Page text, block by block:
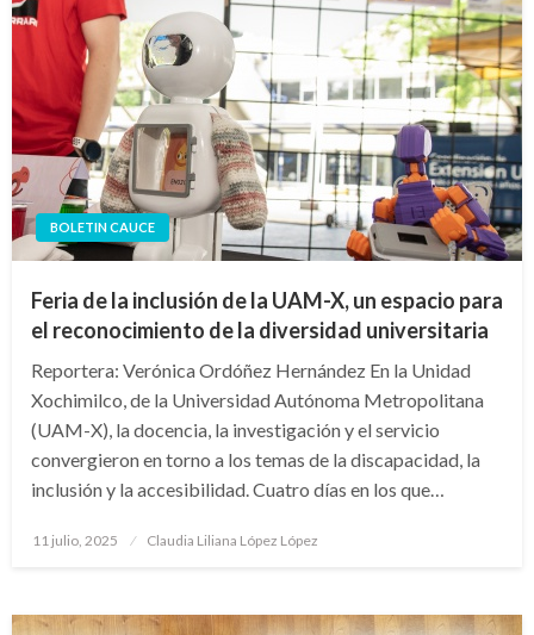
BOLETIN CAUCE
Feria de la inclusión de la UAM-X, un espacio para
el reconocimiento de la diversidad universitaria
Reportera: Verónica Ordóñez Hernández En la Unidad
Xochimilco, de la Universidad Autónoma Metropolitana
(UAM-X), la docencia, la investigación y el servicio
convergieron en torno a los temas de la discapacidad, la
inclusión y la accesibilidad. Cuatro días en los que…
Publicado
11 julio, 2025 Claudia Liliana López López